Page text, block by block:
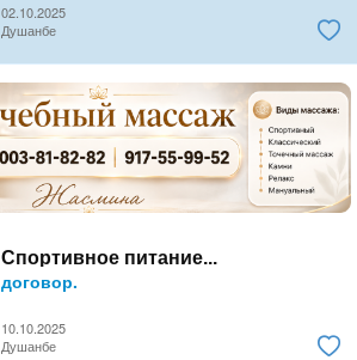
02.10.2025
Душанбе
Спортивное питание...
договор.
10.10.2025
Душанбе